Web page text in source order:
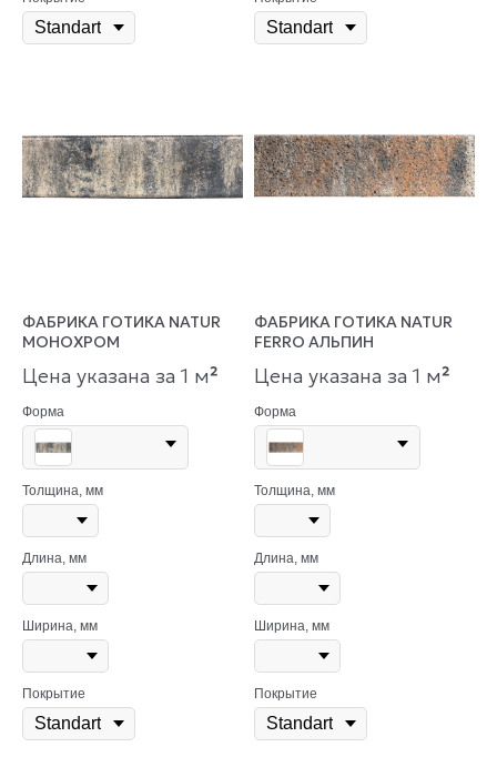
ФАБРИКА ГОТИКА NATUR
МОНОХРОМ
Цена указана за 1 м²
Форма
Толщина, мм
Длина, мм
Ширина, мм
Покрытие
ФАБРИКА ГОТИКА NATUR
FERRO АЛЬПИН
Цена указана за 1 м²
Форма
Толщина, мм
Длина, мм
Ширина, мм
Покрытие